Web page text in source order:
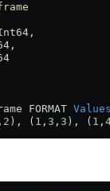
FORMAT Values
, 2 ), ( 1 , 3 , 3 ), ( 1 ,